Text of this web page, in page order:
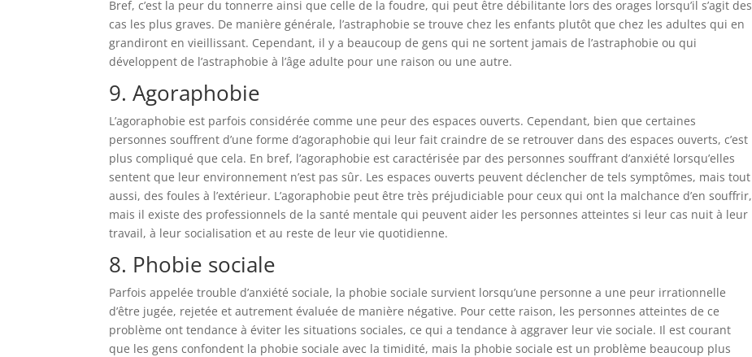
Bref, c’est la peur du tonnerre ainsi que celle de la foudre, qui peut être débilitante lors des orages lorsqu’il s’agit des
cas les plus graves. De manière générale, l’astraphobie se trouve chez les enfants plutôt que chez les adultes qui en
grandiront en vieillissant. Cependant, il y a beaucoup de gens qui ne sortent jamais de l’astraphobie ou qui
développent de l’astraphobie à l’âge adulte pour une raison ou une autre.
9. Agoraphobie
L’agoraphobie est parfois considérée comme une peur des espaces ouverts. Cependant, bien que certaines
personnes souffrent d’une forme d’agoraphobie qui leur fait craindre de se retrouver dans des espaces ouverts, c’est
plus compliqué que cela. En bref, l’agoraphobie est caractérisée par des personnes souffrant d’anxiété lorsqu’elles
sentent que leur environnement n’est pas sûr. Les espaces ouverts peuvent déclencher de tels symptômes, mais tout
aussi, des foules à l’extérieur. L’agoraphobie peut être très préjudiciable pour ceux qui ont la malchance d’en souffrir,
mais il existe des professionnels de la santé mentale qui peuvent aider les personnes atteintes si leur cas nuit à leur
travail, à leur socialisation et au reste de leur vie quotidienne.
8. Phobie sociale
Parfois appelée trouble d’anxiété sociale, la phobie sociale survient lorsqu’une personne a une peur irrationnelle
d’être jugée, rejetée et autrement évaluée de manière négative. Pour cette raison, les personnes atteintes de ce
problème ont tendance à éviter les situations sociales, ce qui a tendance à aggraver leur vie sociale. Il est courant
que les gens confondent la phobie sociale avec la timidité, mais la phobie sociale est un problème beaucoup plus